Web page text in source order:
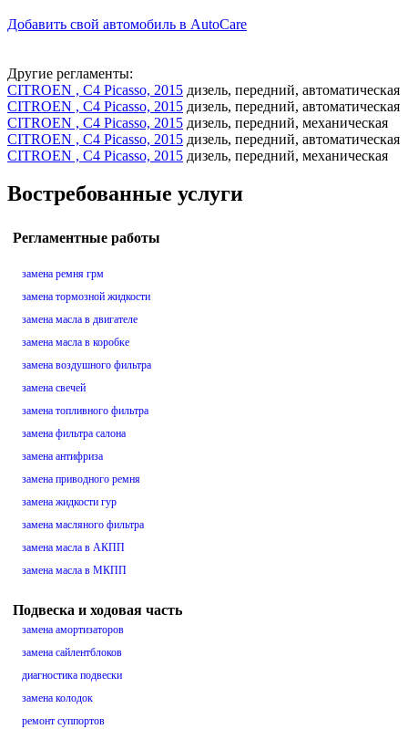
Добавить свой автомобиль в AutoCare
Другие регламенты:
CITROEN , C4 Picasso, 2015 дизель, передний, автоматическая
CITROEN , C4 Picasso, 2015 дизель, передний, автоматическая
CITROEN , C4 Picasso, 2015 дизель, передний, механическая
CITROEN , C4 Picasso, 2015 дизель, передний, автоматическая
CITROEN , C4 Picasso, 2015 дизель, передний, механическая
Востребованные услуги
Регламентные работы
замена ремня грм
замена тормозной жидкости
замена масла в двигателе
замена масла в коробке
замена воздушного фильтра
замена свечей
замена топливного фильтра
замена фильтра салона
замена антифриза
замена приводного ремня
замена жидкости гур
замена масляного фильтра
замена масла в АКПП
замена масла в МКПП
Подвеска и ходовая часть
замена амортизаторов
замена сайлентблоков
диагностика подвески
замена колодок
ремонт суппортов